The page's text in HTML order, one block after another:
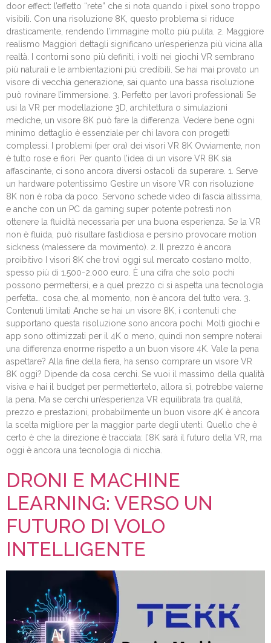
door effect: l’effetto “rete” che si nota quando i pixel sono troppo
visibili. Con una risoluzione 8K, questo problema si riduce
drasticamente, rendendo l’immagine molto più pulita. 2. Maggiore
realismo Maggiori dettagli significano un’esperienza più vicina alla
realtà. I contorni sono più definiti, i volti nei giochi VR sembrano
più naturali e le ambientazioni più credibili. Se hai mai provato un
visore di vecchia generazione, sai quanto una bassa risoluzione
può rovinare l’immersione. 3. Perfetto per lavori professionali Se
usi la VR per modellazione 3D, architettura o simulazioni
mediche, un visore 8K può fare la differenza. Vedere bene ogni
minimo dettaglio è essenziale per chi lavora con progetti
complessi. I problemi (per ora) dei visori VR 8K Ovviamente, non
è tutto rose e fiori. Per quanto l’idea di un visore VR 8K sia
affascinante, ci sono ancora diversi ostacoli da superare. 1. Serve
un hardware potentissimo Gestire un visore VR con risoluzione
8K non è roba da poco. Servono schede video di fascia altissima,
e anche con un PC da gaming super potente potresti non
ottenere la fluidità necessaria per una buona esperienza. Se la VR
non è fluida, può risultare fastidiosa e persino provocare motion
sickness (malessere da movimento). 2. Il prezzo è ancora
proibitivo I visori 8K che trovi oggi sul mercato costano molto,
spesso più di 1.500-2.000 euro. È una cifra che solo pochi
possono permettersi, e a quel prezzo ci si aspetta una tecnologia
perfetta… cosa che, al momento, non è ancora del tutto vera. 3.
Contenuti limitati Anche se hai un visore 8K, i contenuti che
supportano questa risoluzione sono ancora pochi. Molti giochi e
app sono ottimizzati per il 4K o meno, quindi non sempre noterai
una differenza enorme rispetto a un buon visore 4K. Vale la pena
aspettare? Alla fine della fiera, ha senso comprare un visore VR
8K oggi? Dipende da cosa cerchi. Se vuoi il massimo della qualità
visiva e hai il budget per permettertelo, allora sì, potrebbe valerne
la pena. Ma se cerchi un’esperienza VR equilibrata tra qualità,
prezzo e prestazioni, probabilmente un buon visore 4K è ancora
la scelta migliore per la maggior parte degli utenti. Quello che è
certo è che la direzione è tracciata: l’8K sarà il futuro della VR, ma
oggi è ancora una tecnologia di nicchia.
DRONI E MACHINE
LEARNING: VERSO UN
FUTURO DI VOLO
INTELLIGENTE